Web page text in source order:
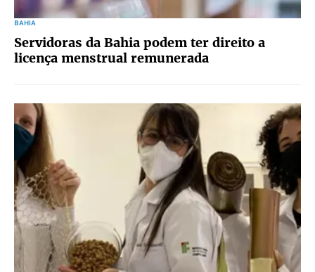
BAHIA
Servidoras da Bahia podem ter direito a
licença menstrual remunerada